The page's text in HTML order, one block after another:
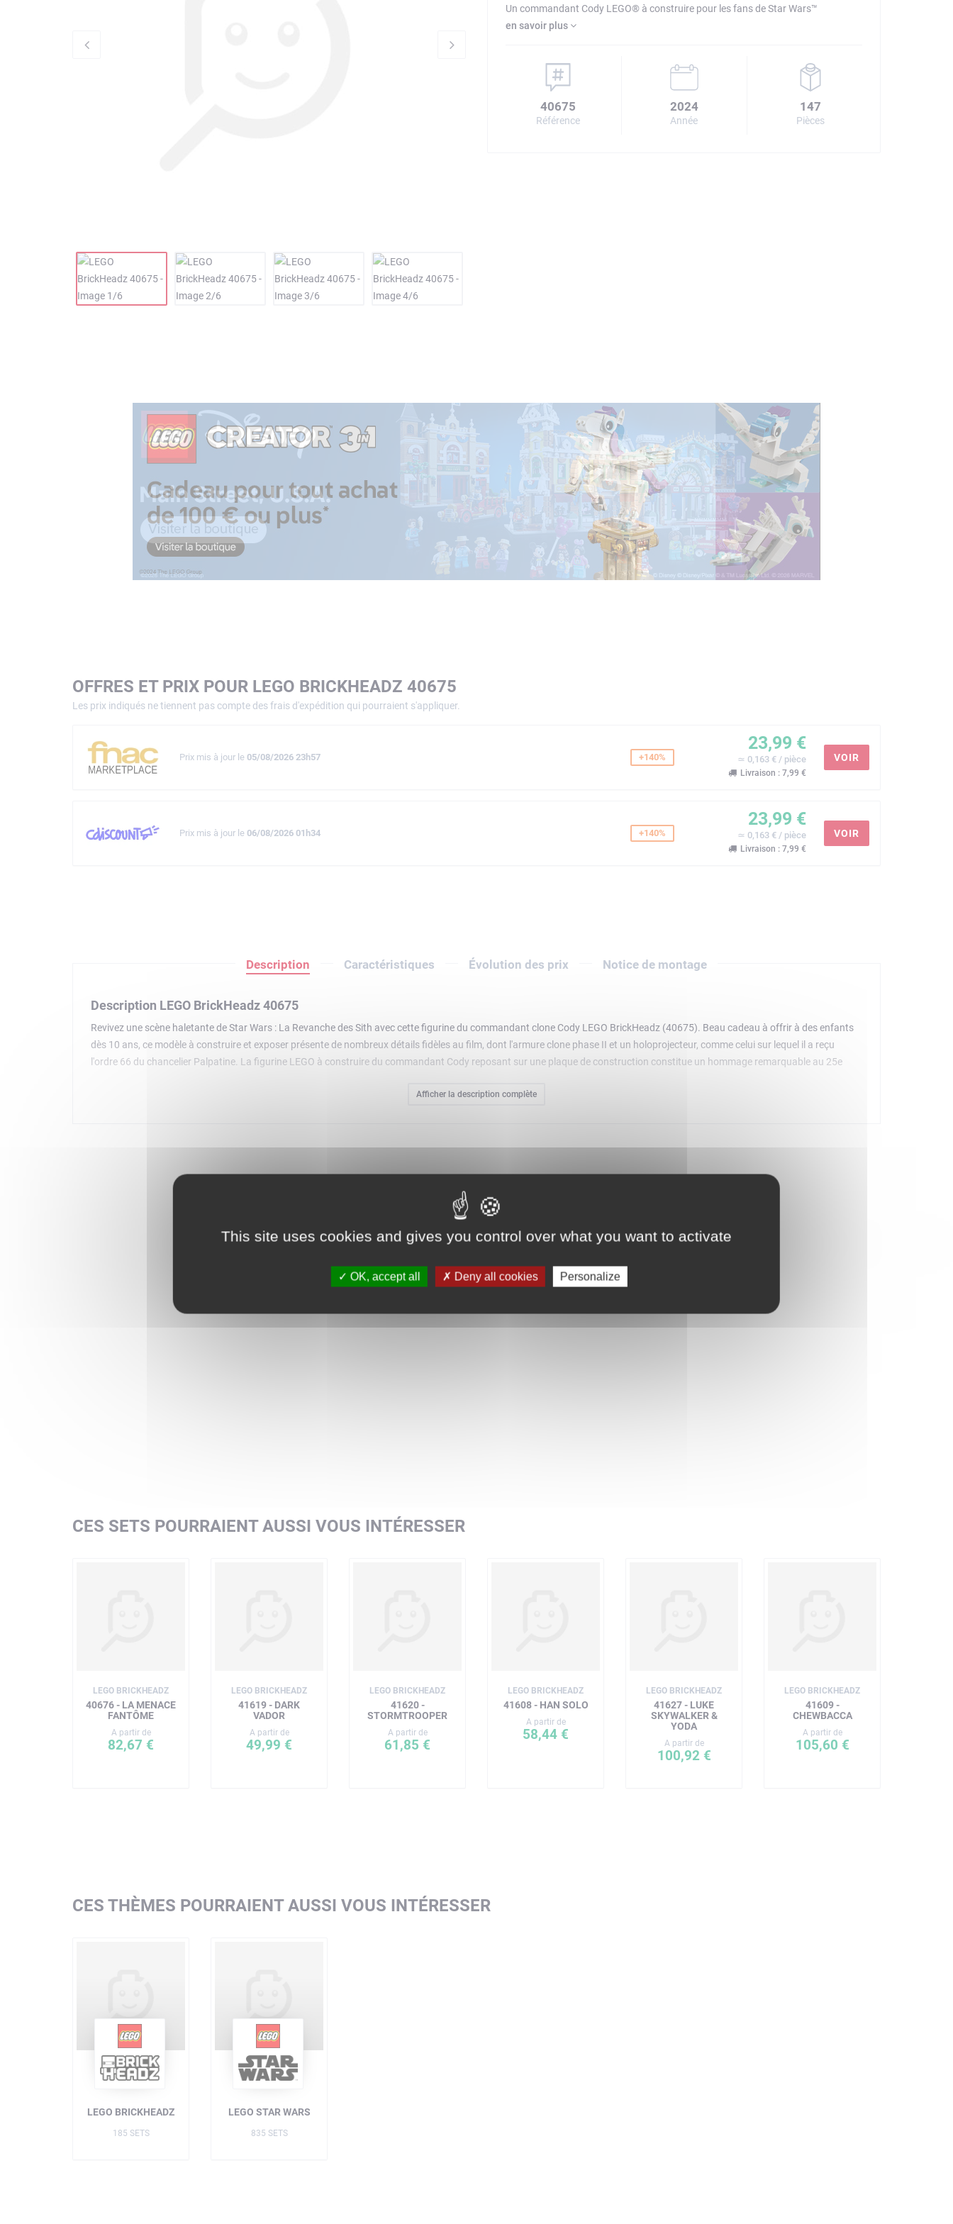
Un commandant Cody LEGO® à construire pour les fans de Star Wars™
en savoir plus
40675
Référence
2024
Année
147
Pièces
OFFRES ET PRIX POUR LEGO BRICKHEADZ 40675
Les prix indiqués ne tiennent pas compte des frais d'expédition qui pourraient s'appliquer.
Prix mis à jour le 05/08/2026 23h57 +140%
23,99 €
≃ 0,163 € / pièce
Livraison : 7,99 €
VOIR
Prix mis à jour le 06/08/2026 01h34 +140%
23,99 €
≃ 0,163 € / pièce
Livraison : 7,99 €
VOIR
Description Caractéristiques Évolution des prix Notice de montage
Description LEGO BrickHeadz 40675
Revivez une scène haletante de Star Wars : La Revanche des Sith avec cette figurine du commandant clone Cody LEGO BrickHeadz (40675). Beau cadeau à offrir à des enfants
dès 10 ans, ce modèle à construire et exposer présente de nombreux détails fidèles au film, dont l'armure clone phase II et un holoprojecteur, comme celui sur lequel il a reçu
l'ordre 66 du chancelier Palpatine. La figurine LEGO à construire du commandant Cody reposant sur une plaque de construction constitue un hommage remarquable au 25e
Afficher la description complète
CES SETS POURRAIENT AUSSI VOUS INTÉRESSER
LEGO BRICKHEADZ
40676 - LA MENACE
FANTÔME
A partir de
82,67 €
LEGO BRICKHEADZ
41619 - DARK
VADOR
A partir de
49,99 €
LEGO BRICKHEADZ
41620 -
STORMTROOPER
A partir de
61,85 €
LEGO BRICKHEADZ
41608 - HAN SOLO
A partir de
58,44 €
LEGO BRICKHEADZ
41627 - LUKE
SKYWALKER &
YODA
A partir de
100,92 €
LEGO BRICKHEADZ
41609 -
CHEWBACCA
A partir de
105,60 €
CES THÈMES POURRAIENT AUSSI VOUS INTÉRESSER
LEGO BRICKHEADZ
185 SETS
LEGO STAR WARS
835 SETS
This site uses cookies and gives you control over what you want to activate
OK, accept all Deny all cookies Personalize